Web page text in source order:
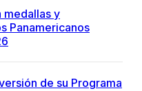
medallas y
Panamericanos
de su Programa